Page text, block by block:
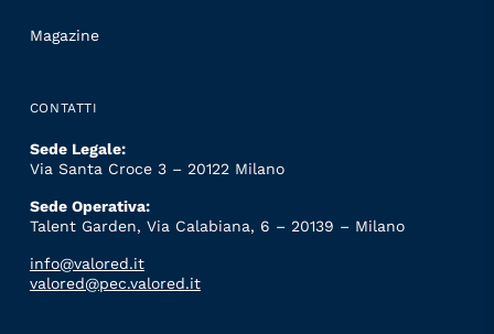
Magazine
CONTATTI
Sede Legale:
Via Santa Croce 3 – 20122 Milano
Sede Operativa:
Talent Garden, Via Calabiana, 6 – 20139 – Milano
info@valored.it
valored@pec.valored.it